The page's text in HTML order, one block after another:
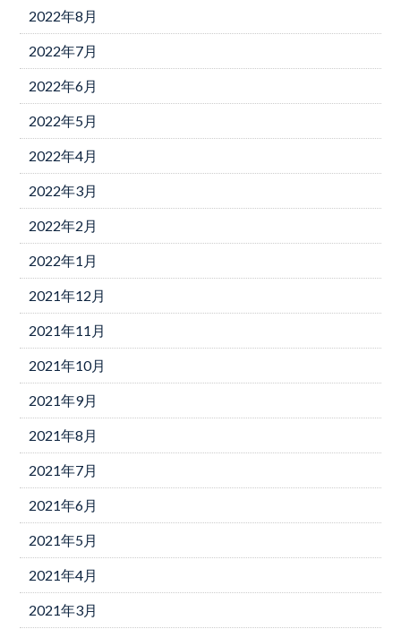
2022年8月
2022年7月
2022年6月
2022年5月
2022年4月
2022年3月
2022年2月
2022年1月
2021年12月
2021年11月
2021年10月
2021年9月
2021年8月
2021年7月
2021年6月
2021年5月
2021年4月
2021年3月